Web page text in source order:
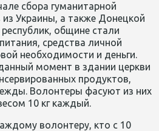
сбора гуманитарной
Украины, а также Донецкой
общине стали
средства личной
необходимости и деньги.
момент в здании церкви
продуктов,
Волонтеры фасуют из них
10 кг каждый.
волонтеру, кто с 10